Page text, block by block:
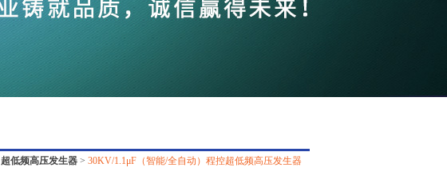
超低频高压发生器 > 30KV/1.1μF（智能/全自动）程控超低频高压发生器